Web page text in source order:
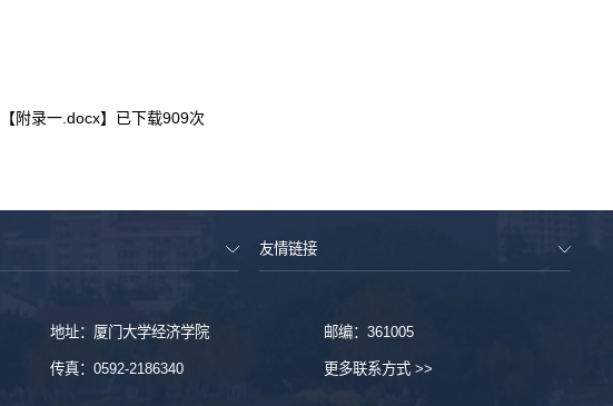
附录一.docx】已下载909次
友情链接
地址：厦门大学经济学院 邮编：361005
传真：0592-2186340 更多联系方式 >>